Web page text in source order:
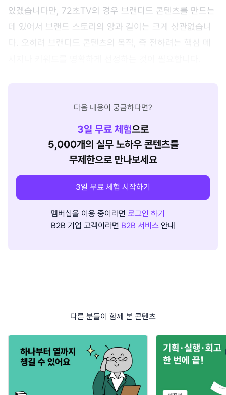
있겠습니다만, 72초TV의 경우 브랜디드 콘텐츠를 만드는
데 있어서 브랜드 스토리의 양과 길이는 크게 상관없습니
다. 오히려 브랜디드 콘텐츠의 목적, 즉 전하려는 핵심 메
다음 내용이 궁금하다면?
3일 무료 체험으로
5,000개의 실무 노하우 콘텐츠를
무제한으로 만나보세요
3일 무료 체험 시작하기
멤버십을 이용 중이라면 로그인 하기
B2B 기업 고객이라면 B2B 서비스 안내
다른 분들이 함께 본 콘텐츠